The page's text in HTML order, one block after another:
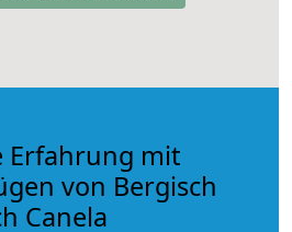
Erfahrung mit
von Bergisch
Canela